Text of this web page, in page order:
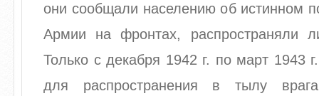
они сообщали населению об истинном
Армии на фронтах, распространяли
Только с декабря 1942 г. по март 1943
для распространения в тылу